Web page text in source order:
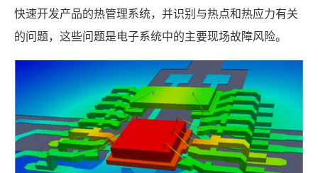
快速开发产品的热管理系统，并识别与热点和热应力有关
的问题，这些问题是电子系统中的主要现场故障风险。